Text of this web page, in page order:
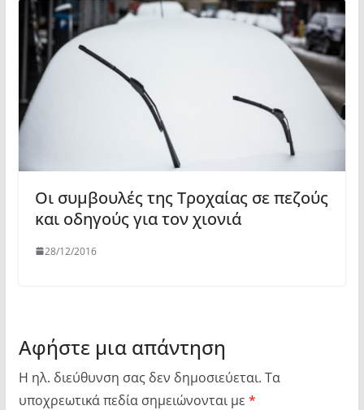
Οι συμβουλές της Τροχαίας σε πεζούς
και οδηγούς για τον χιονιά
28/12/2016
Αφήστε μια απάντηση
Η ηλ. διεύθυνση σας δεν δημοσιεύεται. Τα
υποχρεωτικά πεδία σημειώνονται με *